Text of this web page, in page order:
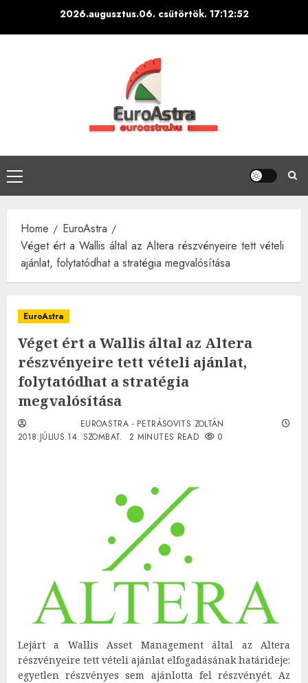
2026.augusztus.06. csütörtök. 17:12:53
Primary
Menu
Home
EuroAstra
Véget ért a Wallis által az Altera részvényeire tett vételi
ajánlat, folytatódhat a stratégia megvalósítása
EuroAstra
Véget ért a Wallis által az Altera
részvényeire tett vételi ajánlat,
folytatódhat a stratégia
megvalósítása
EUROASTRA - PETRÁSOVITS ZOLTÁN
2018.JÚLIUS.14. SZOMBAT.
2 MINUTES READ 0
Lejárt a Wallis Asset Management által az Altera
részvényeire tett vételi ajánlat elfogadásának határideje:
egyetlen részvényes sem ajánlotta fel részvényét. Az